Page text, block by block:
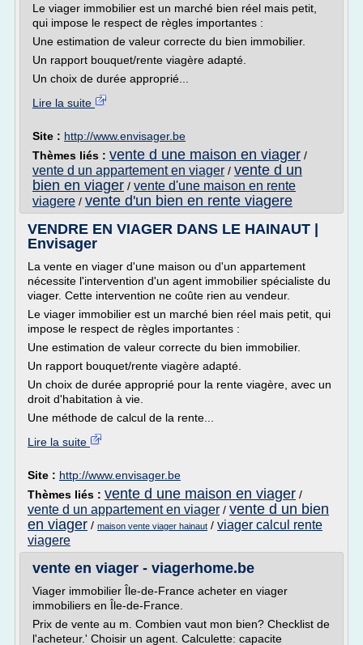
Le viager immobilier est un marché bien réel mais petit,
qui impose le respect de règles importantes :
Une estimation de valeur correcte du bien immobilier.
Un rapport bouquet/rente viagère adapté.
Un choix de durée approprié...
Lire la suite
Site : http://www.envisager.be
Thèmes liés : vente d une maison en viager /
vente d un appartement en viager / vente d un
bien en viager / vente d'une maison en rente
viagere / vente d'un bien en rente viagere
VENDRE EN VIAGER DANS LE HAINAUT |
Envisager
La vente en viager d'une maison ou d'un appartement
nécessite l'intervention d'un agent immobilier spécialiste du
viager. Cette intervention ne coûte rien au vendeur.
Le viager immobilier est un marché bien réel mais petit, qui
impose le respect de règles importantes :
Une estimation de valeur correcte du bien immobilier.
Un rapport bouquet/rente viagère adapté.
Un choix de durée approprié pour la rente viagère, avec un
droit d'habitation à vie.
Une méthode de calcul de la rente...
Lire la suite
Site : http://www.envisager.be
Thèmes liés : vente d une maison en viager /
vente d un appartement en viager / vente d un bien
en viager / maison vente viager hainaut / viager calcul rente
viagere
vente en viager - viagerhome.be
Viager immobilier Île-de-France acheter en viager
immobiliers en Île-de-France.
Prix de vente au m. Combien vaut mon bien? Checklist de
l'acheteur.' Choisir un agent. Calculette: capacite